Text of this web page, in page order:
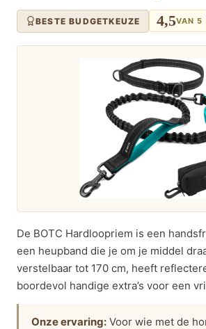
BESTE BUDGETKEUZE 4,5VAN 5
De BOTC Hardloopriem is een
een heupband die je om je middel
verstelbaar tot 170 cm, heeft
boordevol handige extra’s voor een
Onze ervaring: Voor wie met de